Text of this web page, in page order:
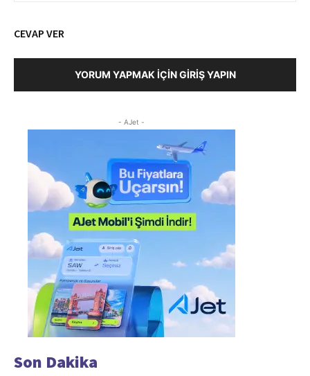
CEVAP VER
YORUM YAPMAK İÇIN GIRIŞ YAPIN
- AJet -
Son Dakika